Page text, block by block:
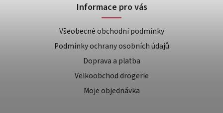
Informace pro vás
Všeobecné obchodní podmínky
Podmínky ochrany osobních údajů
Doprava a platba
Velkoobchod drogerie
Moje objednávka